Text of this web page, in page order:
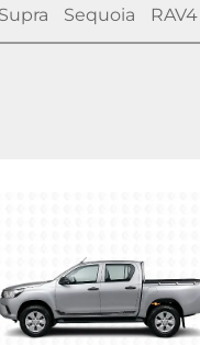
Supra Sequoia RAV4